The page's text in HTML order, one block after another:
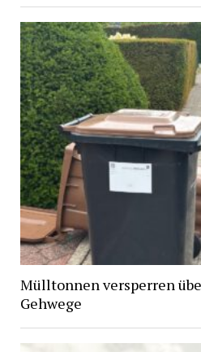
Mülltonnen versperren
Gehwege